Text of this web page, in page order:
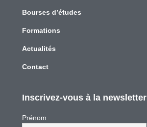
Bourses d’études
Formations
Actualités
Contact
Inscrivez-vous à la newsletter
Prénom